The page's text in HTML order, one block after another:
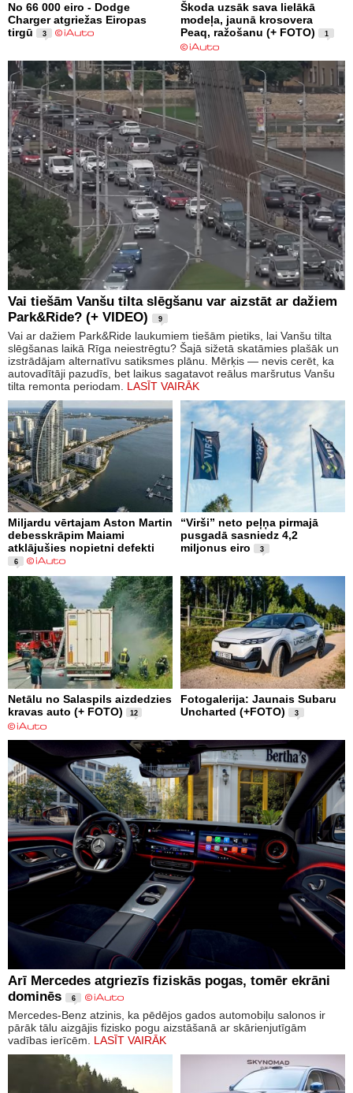
No 66 000 eiro - Dodge
Charger atgriežas Eiropas
tirgū
3
Škoda uzsāk sava lielākā
modeļa, jaunā krosovera
Peaq, ražošanu (+ FOTO)
1
Vai tiešām Vanšu tilta slēgšanu var aizstāt ar dažiem
Park&Ride? (+ VIDEO)
9
Vai ar dažiem Park&Ride laukumiem tiešām pietiks, lai Vanšu tilta
slēgšanas laikā Rīga neiestrēgtu? Šajā sižetā skatāmies plašāk un
izstrādājam alternatīvu satiksmes plānu. Mērķis — nevis cerēt, ka
autovadītāji pazudīs, bet laikus sagatavot reālus maršrutus Vanšu
tilta remonta periodam. LASĪT VAIRĀK
Miljardu vērtajam Aston Martin
debesskrāpim Maiami
atklājušies nopietni defekti
6
“Virši” neto peļņa pirmajā
pusgadā sasniedz 4,2
miljonus eiro
3
Netālu no Salaspils aizdedzies
kravas auto (+ FOTO)
12
Fotogalerija: Jaunais Subaru
Uncharted (+FOTO)
3
Arī Mercedes atgriezīs fiziskās pogas, tomēr ekrāni
dominēs
6
Mercedes-Benz atzinis, ka pēdējos gados automobiļu salonos ir
pārāk tālu aizgājis fizisko pogu aizstāšanā ar skārienjutīgām
vadības ierīcēm. LASĪT VAIRĀK